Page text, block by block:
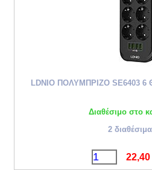
LDNIO ΠΟΛΥΜΠΡΙΖΟ SE6403
Διαθέσιμο στο
2
22,40